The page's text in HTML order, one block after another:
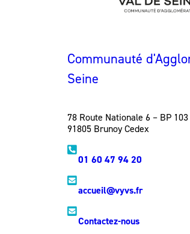
Communauté
Seine
78 Route Nationale 6 – BP 103
91805 Brunoy Cedex
01 60 47 94 20
accueil@vyvs.fr
Contactez-nous